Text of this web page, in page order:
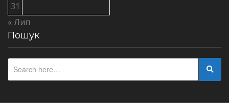
31
« Лип
Пошук